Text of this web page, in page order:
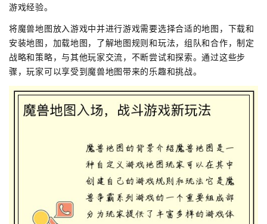
游戏经验。
将魔兽地图放入游戏中并进行游戏需要选择合适的地图，下载和
安装地图，加载地图，了解地图规则和玩法，组队和合作，制定
战略和策略，与其他玩家交流，不断尝试和探索。通过这些步
骤，玩家可以享受到魔兽地图带来的乐趣和挑战。